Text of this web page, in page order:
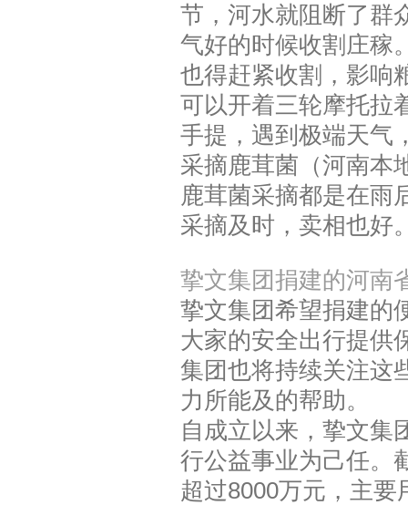
节，河水就阻断了群
气好的时候收割庄稼
也得赶紧收割，影响
可以开着三轮摩托拉
手提，遇到极端天气
采摘鹿茸菌（河南本
鹿茸菌采摘都是在雨
采摘及时，卖相也好
挚文集团捐建的河南
挚文集团希望捐建的
大家的安全出行提供
集团也将持续关注这
力所能及的帮助。
自成立以来，挚文集
行公益事业为己任。
超过8000万元，主